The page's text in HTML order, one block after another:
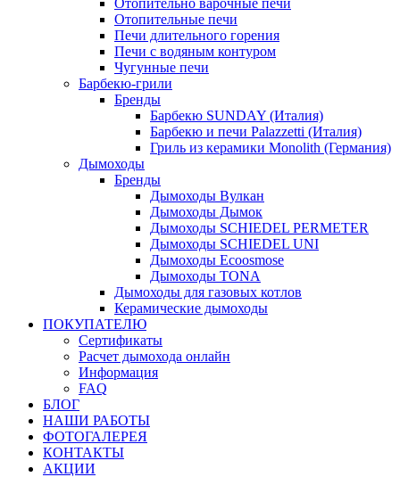
Отопительно варочные печи
Отопительные печи
Печи длительного горения
Печи с водяным контуром
Чугунные печи
Барбекю-грили
Бренды
Барбекю SUNDAY (Италия)
Барбекю и печи Palazzetti (Италия)
Гриль из керамики Monolith (Германия)
Дымоходы
Бренды
Дымоходы Вулкан
Дымоходы Дымок
Дымоходы SCHIEDEL PERMETER
Дымоходы SCHIEDEL UNI
Дымоходы Ecoosmose
Дымоходы TONA
Дымоходы для газовых котлов
Керамические дымоходы
ПОКУПАТЕЛЮ
Сертификаты
Расчет дымохода онлайн
Информация
FAQ
БЛОГ
НАШИ РАБОТЫ
ФОТОГАЛЕРЕЯ
КОНТАКТЫ
АКЦИИ